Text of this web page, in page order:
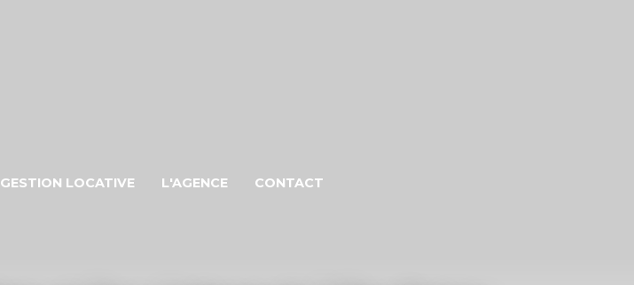
GESTION LOCATIVE L'AGENCE CONTACT